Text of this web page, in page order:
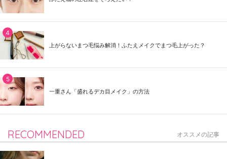
上がらないまつ毛悩み解消！ふたえメイクでまつ毛上がった？
一重さん「盛れるデカ目メイク」の方法
RECOMMENDED オススメの記事